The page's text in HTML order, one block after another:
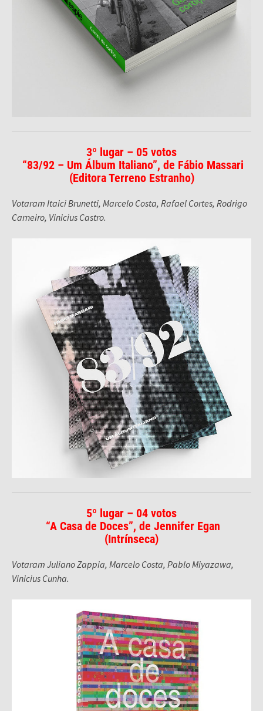
3º lugar – 05 votos
“83/92 – Um Álbum Italiano”, de Fábio Massari
(Editora Terreno Estranho)
Votaram Itaici Brunetti, Marcelo Costa, Rafael Cortes, Rodrigo
Carneiro, Vinicius Castro.
5º lugar – 04 votos
“A Casa de Doces”, de Jennifer Egan
(Intrínseca)
Votaram Juliano Zappia, Marcelo Costa, Pablo Miyazawa,
Vinicius Cunha.